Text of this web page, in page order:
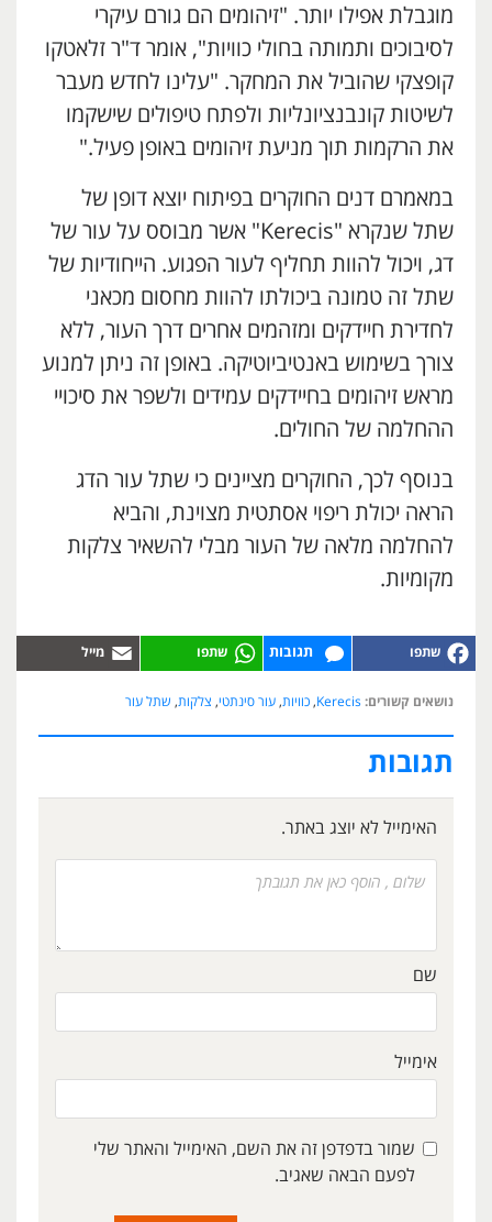
מוגבלת אפילו יותר. "זיהומים הם גורם עיקרי
לסיבוכים ותמותה בחולי כוויות", אומר ד"ר זלאטקו
קופצקי שהוביל את המחקר. "עלינו לחדש מעבר
לשיטות קונבנציונליות ולפתח טיפולים שישקמו
את הרקמות תוך מניעת זיהומים באופן פעיל."
במאמרם דנים החוקרים בפיתוח יוצא דופן של
שתל שנקרא "Kerecis" אשר מבוסס על עור של
דג, ויכול להוות תחליף לעור הפגוע. הייחודיות של
שתל זה טמונה ביכולתו להוות מחסום מכאני
לחדירת חיידקים ומזהמים אחרים דרך העור, ללא
צורך בשימוש באנטיביוטיקה. באופן זה ניתן למנוע
מראש זיהומים בחיידקים עמידים ולשפר את סיכויי
ההחלמה של החולים.
בנוסף לכך, החוקרים מציינים כי שתל עור הדג
הראה יכולת ריפוי אסתטית מצוינת, והביא
להחלמה מלאה של העור מבלי להשאיר צלקות
מקומיות.
תגובות
נושאים קשורים: Kerecis
, כוויות, עור סינתטי, צלקות, שתל עור
תגובות
האימייל לא יוצג באתר.
שם
אימייל
שמור בדפדפן זה את השם, האימייל והאתר שלי
לפעם הבאה שאגיב.